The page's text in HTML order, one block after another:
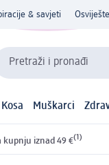
& savjeti
Pretraži i pronađi
Kosa Muškarci
kupnju iznad 49 €(1)